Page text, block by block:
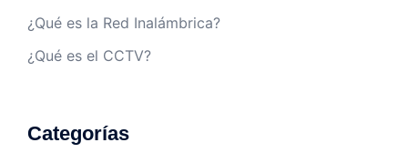
¿Qué es la Red Inalámbrica?
¿Qué es el CCTV?
Categorías